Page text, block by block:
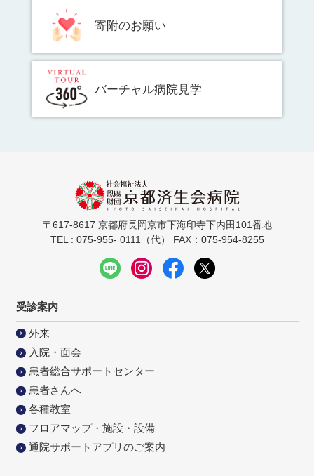
寄附のお願い
バーチャル病院見学
〒617-8617 京都府長岡京市下海印寺下内田101番地
TEL : 075-955- 0111（代） FAX：075-954-8255
受診案内
外来
入院・面会
患者総合サポートセンター
患者さんへ
各種教室
フロアマップ・施設・設備
通院サポートアプリのご案内